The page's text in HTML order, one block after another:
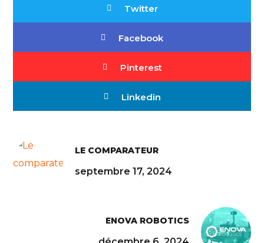
Twitter
Facebook
Pinterest
Linkedin
LE COMPARATEUR
septembre 17, 2024
ENOVA ROBOTICS